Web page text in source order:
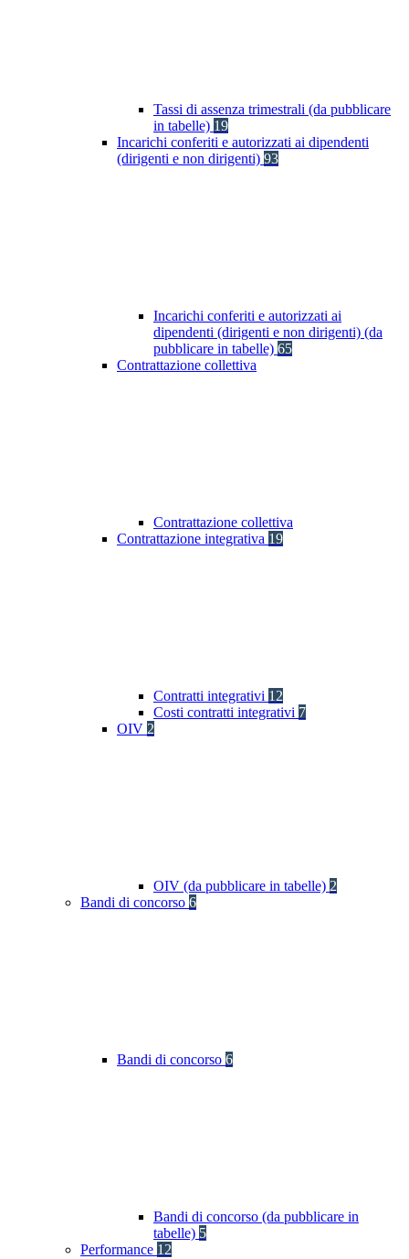
Tassi di assenza trimestrali (da pubblicare
in tabelle) 19
Incarichi conferiti e autorizzati ai dipendenti
(dirigenti e non dirigenti) 93
Incarichi conferiti e autorizzati ai
dipendenti (dirigenti e non dirigenti) (da
pubblicare in tabelle) 65
Contrattazione collettiva
Contrattazione collettiva
Contrattazione integrativa 19
Contratti integrativi 12
Costi contratti integrativi 7
OIV 2
OIV (da pubblicare in tabelle) 2
Bandi di concorso 6
Bandi di concorso 6
Bandi di concorso (da pubblicare in
tabelle) 5
Performance 12